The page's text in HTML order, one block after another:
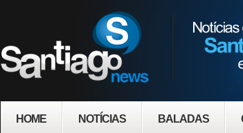
HOME NOTÍCIAS BALADAS